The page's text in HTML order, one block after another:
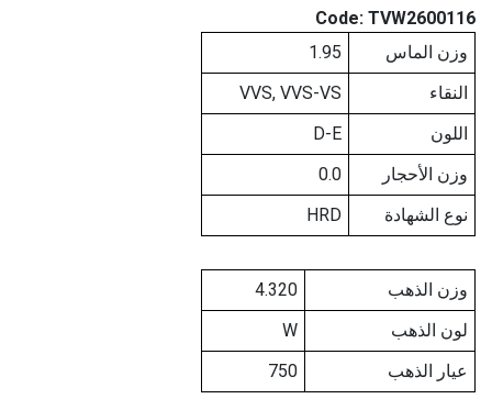
Code: TVW2600116
وزن الماس
1.95
النقاء
VVS, VVS-VS
اللون
D-E
وزن الأحجار
0.0
نوع الشهادة
HRD
وزن الذهب
4.320
لون الذهب
W
عيار الذهب
750